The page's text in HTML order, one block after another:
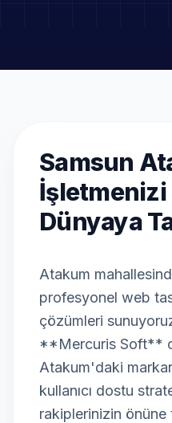
Samsun
İşletmenizi
Dünyaya
Atakum
profesyonel web
çözümleri
**Mercuris Soft**
Atakum'daki
kullanıcı dostu
rakiplerinizin önüne